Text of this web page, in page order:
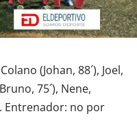
(Johan, 88´), Joel,
75´), Nene,
Entrenador: no por